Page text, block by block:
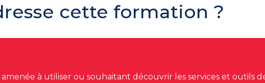
cette formation ?
à utiliser ou souhaitant découvrir les services et outils